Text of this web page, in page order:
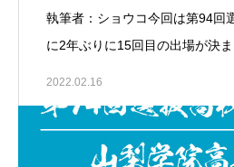
執筆者：ショウコ今回は第94回
に2年ぶりに15回目の出場が決
2022.02.16